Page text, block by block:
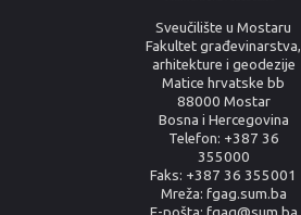
Sveučilište u Mostaru
Fakultet građevinarstva,
arhitekture i geodezije
Matice hrvatske bb
88000 Mostar
Bosna i Hercegovina
Telefon: +387 36
355000
Faks: +387 36 355001
Mreža: fgag.sum.ba
E-pošta: fgag@sum.ba